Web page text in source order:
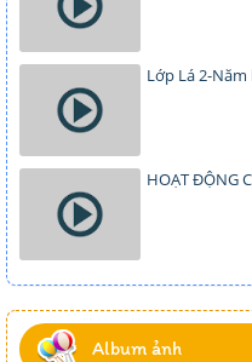
Lớp Lá 2-Năm
HOẠT ĐỘNG
Album ảnh